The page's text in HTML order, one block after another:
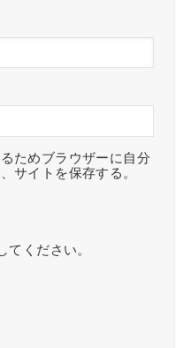
ためブラウザーに自分
サイトを保存する。
てください。